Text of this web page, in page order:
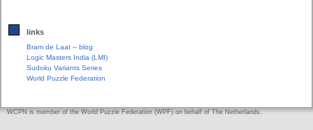
links
Bram de Laat – blog
Logic Masters India (LMI)
Sudoku Variants Series
World Puzzle Federation
WCPN is member of the World Puzzle Federation (WPF) on behalf of The Netherlands.